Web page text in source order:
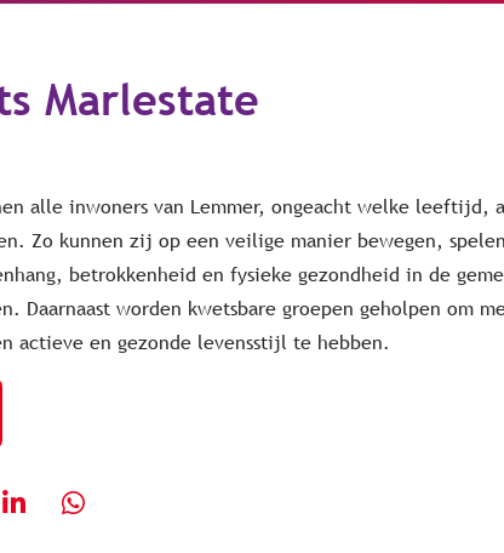
Marlestate
alle inwoners van Lemmer, ongeacht welke leeftijd,
Zo kunnen zij op een veilige manier bewegen,
betrokkenheid en fysieke gezondheid in de
Daarnaast worden kwetsbare groepen geholpen om
actieve en gezonde levensstijl te hebben.